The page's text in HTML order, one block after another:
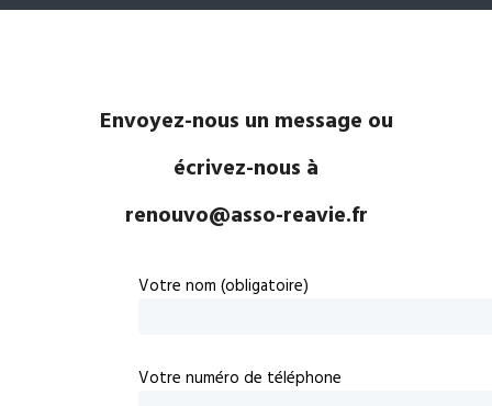
Envoyez-nous un message ou
écrivez-nous à
renouvo@asso-reavie.fr
Votre nom (obligatoire)
Votre numéro de téléphone